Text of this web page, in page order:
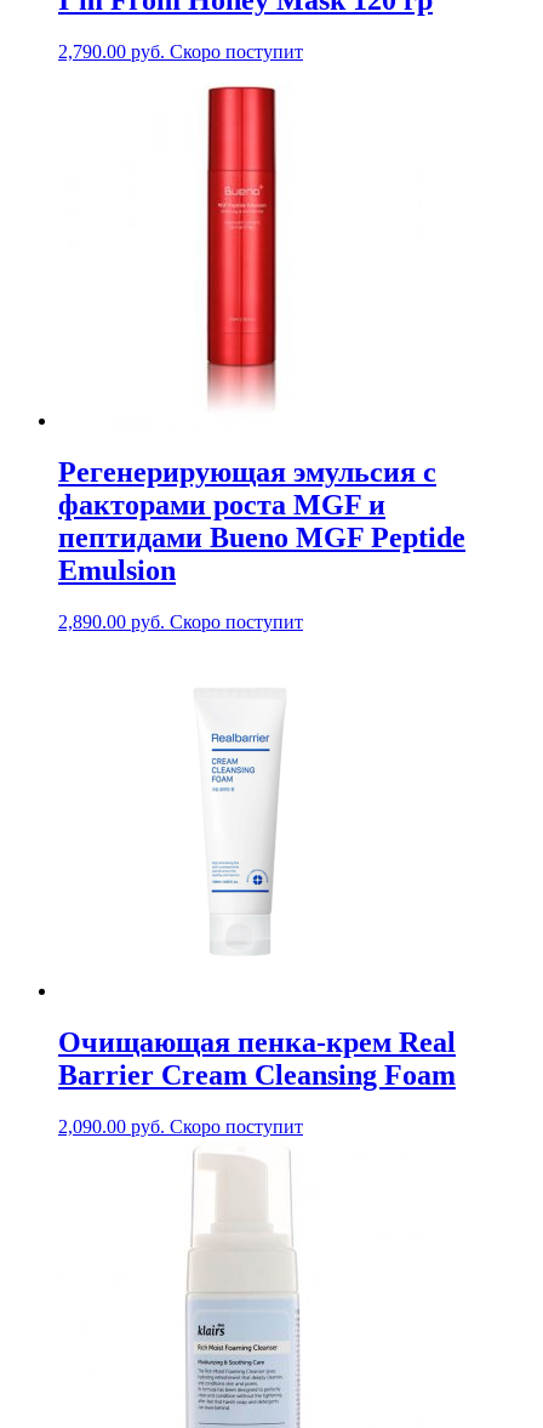
2,790.00 руб. Скоро поступит
Регенерирующая эмульсия с
факторами роста MGF и
пептидами Bueno MGF Peptide
Emulsion
2,890.00 руб. Скоро поступит
Очищающая пенка-крем Real
Barrier Cream Cleansing Foam
2,090.00 руб. Скоро поступит